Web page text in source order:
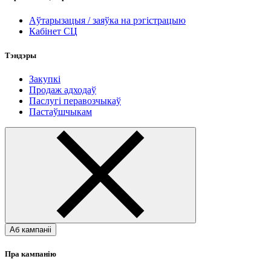
Аўтарызацыя / заяўка на рэгістрацыю
Кабінет СЦ
Тэндэры
Закупкі
Продаж адходаў
Паслугі перавозчыкаў
Пастаўшчыкам
Аб кампаніі
Пра кампанію